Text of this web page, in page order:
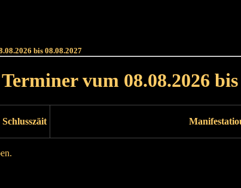
bis 08.08.2027
Terminer vum 08.08.2026 bis
Schlusszäit